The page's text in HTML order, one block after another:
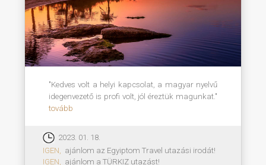
"Kedves volt a helyi kapcsolat, a magyar nyelvű
idegenvezető is profi volt, jól éreztük magunkat."
tovább
2023. 01. 18.
IGEN, ajánlom az Egyiptom Travel utazási irodát!
IGEN, ajánlom a TÜRKIZ utazást!